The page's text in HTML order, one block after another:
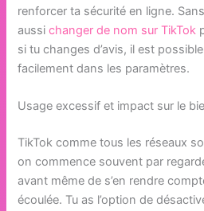
renforcer ta sécurité en ligne.
aussichanger de nom sur TikTok
si tu changes d’avis, il est
facilement dans les paramètres.
Usage excessif et impact sur le
TikTok comme tous les réseaux
on commence souvent par
avant même de s’en rendre
écoulée. Tu as l’option de